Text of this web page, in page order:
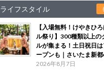
ライフスタイル
【入場無料！けやきひ
ル祭り】300種類以上の
ルが集まる！土日祝日
ープンも｜さいたま新
2026年8月7日